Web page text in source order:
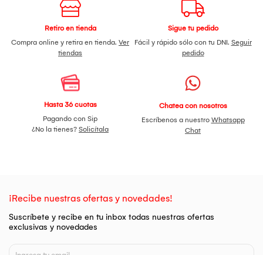
Retiro en tienda
Compra online y retira en tienda. Ver
tiendas
Sigue tu pedido
Fácil y rápido sólo con tu DNI. Seguir
pedido
Hasta 36 cuotas
Pagando con Sip
¿No la tienes? Solicítala
Chatea con nosotros
Escríbenos a nuestro Whatsapp
Chat
¡Recibe nuestras ofertas y novedades!
Suscríbete y recibe en tu inbox todas nuestras ofertas
exclusivas y novedades